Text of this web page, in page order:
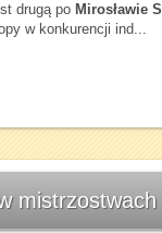
drugą po Mirosławie
w konkurencji ind...
mistrzostwach